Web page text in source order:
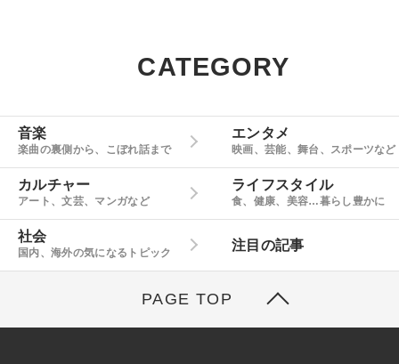
CATEGORY
音楽
楽曲の裏側から、こぼれ話まで
エンタメ
映画、芸能、舞台、スポーツなど
カルチャー
アート、文芸、マンガなど
ライフスタイル
食、健康、美容…暮らし豊かに
社会
国内、海外の気になるトピック
注目の記事
PAGE TOP